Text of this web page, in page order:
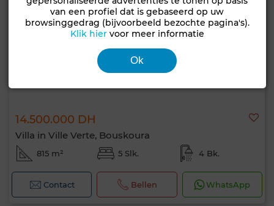
14.500.000 DH
Villa in Ville Verte, Bouskoura
815 m² 5 Slk. 4 Bk.
Contact Bellen WhatsApp
van een profiel dat is gebaseerd op uw
browsinggedrag (bijvoorbeeld bezochte pagina's).
Klik hiervoor meer informatie
Ok